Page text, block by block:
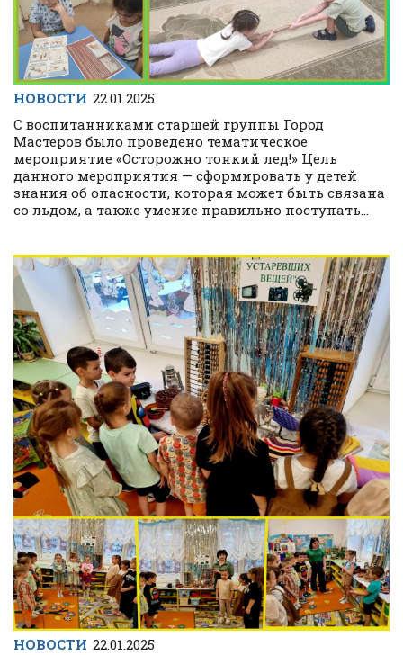
НОВОСТИ 22.01.2025
С воспитанниками старшей группы Город
Мастеров было проведено тематическое
мероприятие «Осторожно тонкий лед!» Цель
данного мероприятия — сформировать у детей
знания об опасности, которая может быть связана
со льдом, а также умение правильно поступать...
НОВОСТИ 22.01.2025